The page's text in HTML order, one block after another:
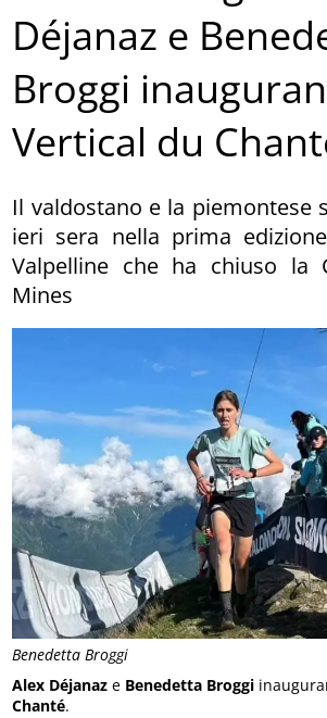
Benedetta Broggi
Déjanaz e
Broggi
Vertical du
Il valdostano e la piemontese
ieri sera nella prima
Valpelline che ha chiuso la
Mines
Alex Déjanaz e Benedetta Broggi
Chanté.